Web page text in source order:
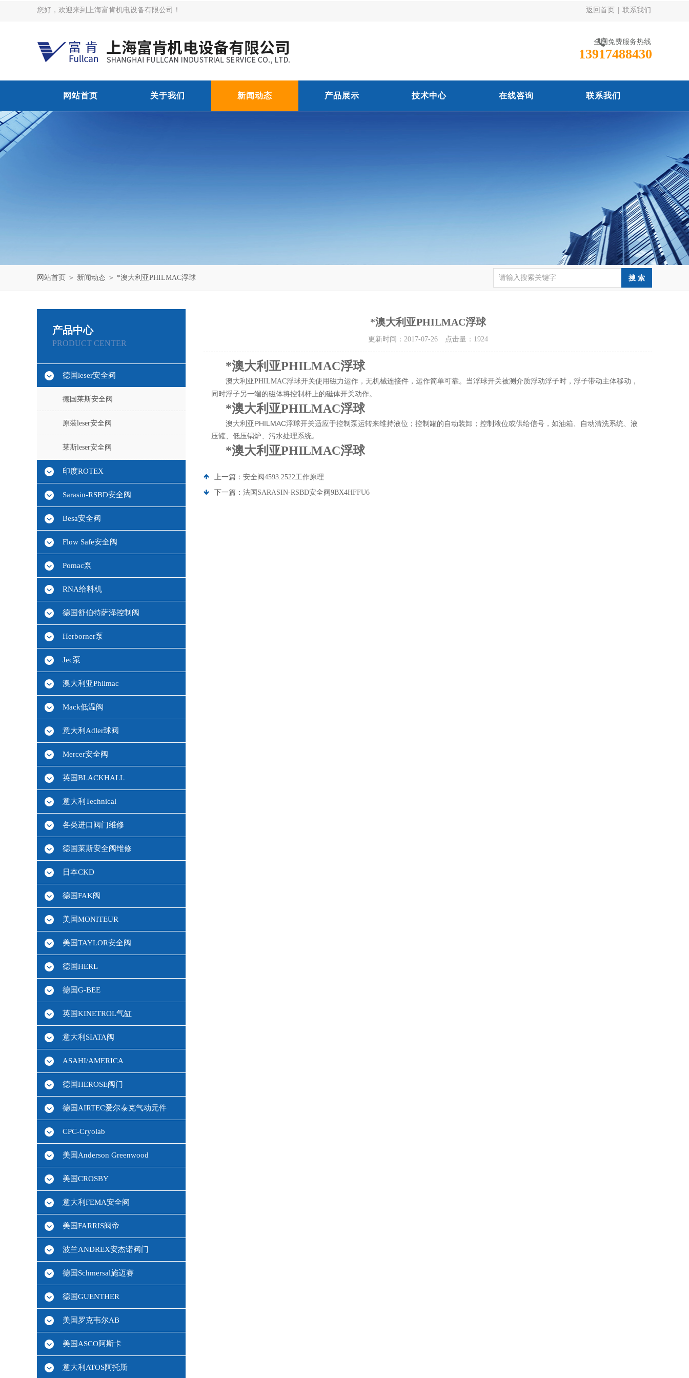
您好，欢迎来到上海富肯机电设备有限公司！ 返回首页 联系我们
全国免费服务热线
13917488430
网站首页 关于我们 新闻动态 产品展示 技术中心 在线咨询 联系我们
网站首页 ＞ 新闻动态 ＞ *澳大利亚PHILMAC浮球
产品中心
PRODUCT CENTER
德国leser安全阀
德国莱斯安全阀
原装leser安全阀
莱斯leser安全阀
印度ROTEX
Sarasin-RSBD安全阀
Besa安全阀
Flow Safe安全阀
Pomac泵
RNA给料机
德国舒伯特萨泽控制阀
Herborner泵
Jec泵
澳大利亚Philmac
Mack低温阀
意大利Adler球阀
Mercer安全阀
英国BLACKHALL
意大利Technical
各类进口阀门维修
德国莱斯安全阀维修
日本CKD
德国FAK阀
美国MONITEUR
美国TAYLOR安全阀
德国HERL
德国G-BEE
英国KINETROL气缸
意大利SIATA阀
ASAHI/AMERICA
德国HEROSE阀门
德国AIRTEC爱尔泰克气动元件
CPC-Cryolab
美国Anderson Greenwood
美国CROSBY
意大利FEMA安全阀
美国FARRIS阀帝
波兰ANDREX安杰诺阀门
德国Schmersal施迈赛
德国GUENTHER
美国罗克韦尔AB
美国ASCO阿斯卡
意大利ATOS阿托斯
*澳大利亚PHILMAC浮球
更新时间：2017-07-26 点击量： 1924
*澳大利亚PHILMAC浮球
澳大利亚PHILMAC浮球开关使用磁力运作，无机械连接件，运作简单可靠。当浮球开关被测介质浮动浮子时，浮子带动主体移动，
同时浮子另一端的磁体将控制杆上的磁体开关动作。
*澳大利亚PHILMAC浮球
澳大利亚PHILMAC浮球开关适应于控制泵运转来维持液位；控制罐的自动装卸；控制液位或供给信号，如油箱、自动清洗系统、液
压罐、低压锅炉、污水处理系统。
*澳大利亚PHILMAC浮球
上一篇： 安全阀4593.2522工作原理
下一篇： 法国SARASIN-RSBD安全阀9BX4HFFU6